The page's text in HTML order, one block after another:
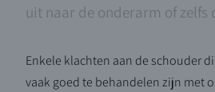
uit naar de onderarm of zelfs
Enkele klachten aan de schouder
vaak goed te behandelen zijn met